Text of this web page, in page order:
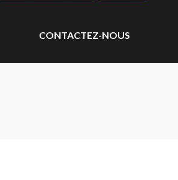
CONTACTEZ-NOUS